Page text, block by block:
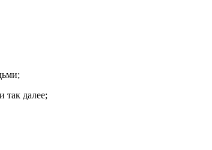
так далее;